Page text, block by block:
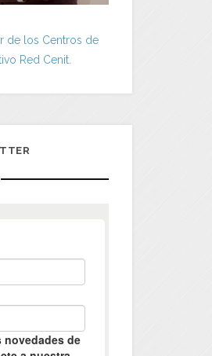
de los Centros de
Red Cenit.